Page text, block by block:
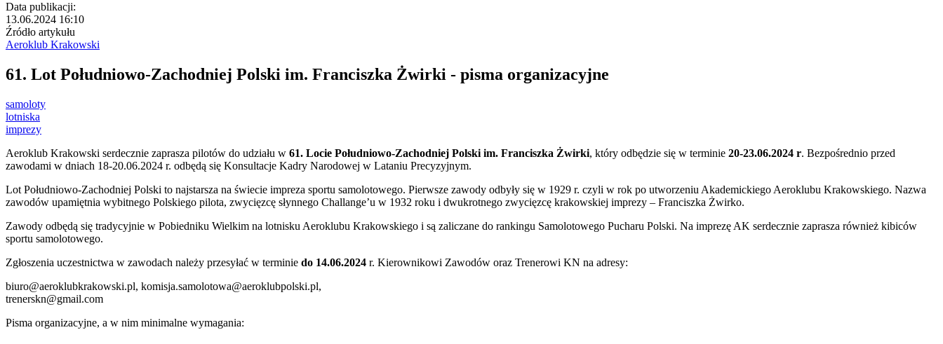
Data publikacji:
13.06.2024 16:10
Źródło artykułu
Aeroklub Krakowski
61. Lot Południowo-Zachodniej Polski im. Franciszka Żwirki - pisma organizacyjne
samoloty
lotniska
imprezy
Aeroklub Krakowski serdecznie zaprasza pilotów do udziału w 61. Locie Południowo-Zachodniej Polski im. Franciszka Żwirki, który odbędzie się w terminie 20-23.06.2024 r. Bezpośrednio przed
zawodami w dniach 18-20.06.2024 r. odbędą się Konsultacje Kadry Narodowej w Lataniu Precyzyjnym.
Lot Południowo-Zachodniej Polski to najstarsza na świecie impreza sportu samolotowego. Pierwsze zawody odbyły się w 1929 r. czyli w rok po utworzeniu Akademickiego Aeroklubu Krakowskiego. Nazwa
zawodów upamiętnia wybitnego Polskiego pilota, zwycięzcę słynnego Challange’u w 1932 roku i dwukrotnego zwycięzcę krakowskiej imprezy – Franciszka Żwirko.
Zawody odbędą się tradycyjnie w Pobiedniku Wielkim na lotnisku Aeroklubu Krakowskiego i są zaliczane do rankingu Samolotowego Pucharu Polski. Na imprezę AK serdecznie zaprasza również kibiców
sportu samolotowego.
Zgłoszenia uczestnictwa w zawodach należy przesyłać w terminie do 14.06.2024 r. Kierownikowi Zawodów oraz Trenerowi KN na adresy:
biuro@aeroklubkrakowski.pl, komisja.samolotowa@aeroklubpolski.pl,
trenerskn@gmail.com
Pisma organizacyjne, a w nim minimalne wymagania: